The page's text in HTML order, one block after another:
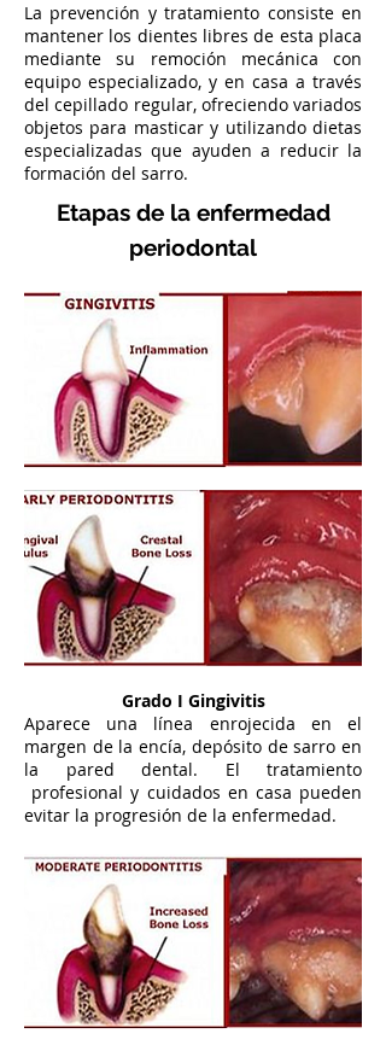
La prevención y tratamiento consiste en
mantener los dientes libres de esta placa
mediante su remoción mecánica con
equipo especializado, y en casa a través
del cepillado regular, ofreciendo variados
objetos para masticar y utilizando dietas
especializadas que ayuden a reducir la
formación del sarro.
Etapas de la enfermedad
periodontal
Grado I Gingivitis
Aparece una línea enrojecida en el
margen de la encía, depósito de sarro en
la pared dental. El tratamiento
profesional y cuidados en casa pueden
evitar la progresión de la enfermedad.